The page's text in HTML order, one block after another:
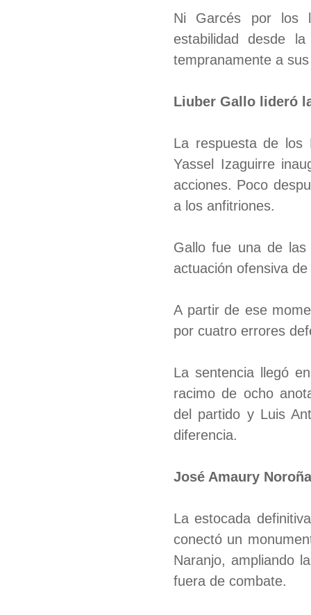
Ni Garcés por los
estabilidad desde
tempranamente a
Liuber Gallo lideró
La respuesta de los
Yassel Izaguirre
acciones. Poco
a los anfitriones.
Gallo fue una de las
actuación ofensiva
A partir de ese
por cuatro errores
La sentencia llegó
racimo de ocho
del partido y Luis
diferencia.
José Amaury
La estocada
conectó un
Naranjo, ampliando
fuera de combate.